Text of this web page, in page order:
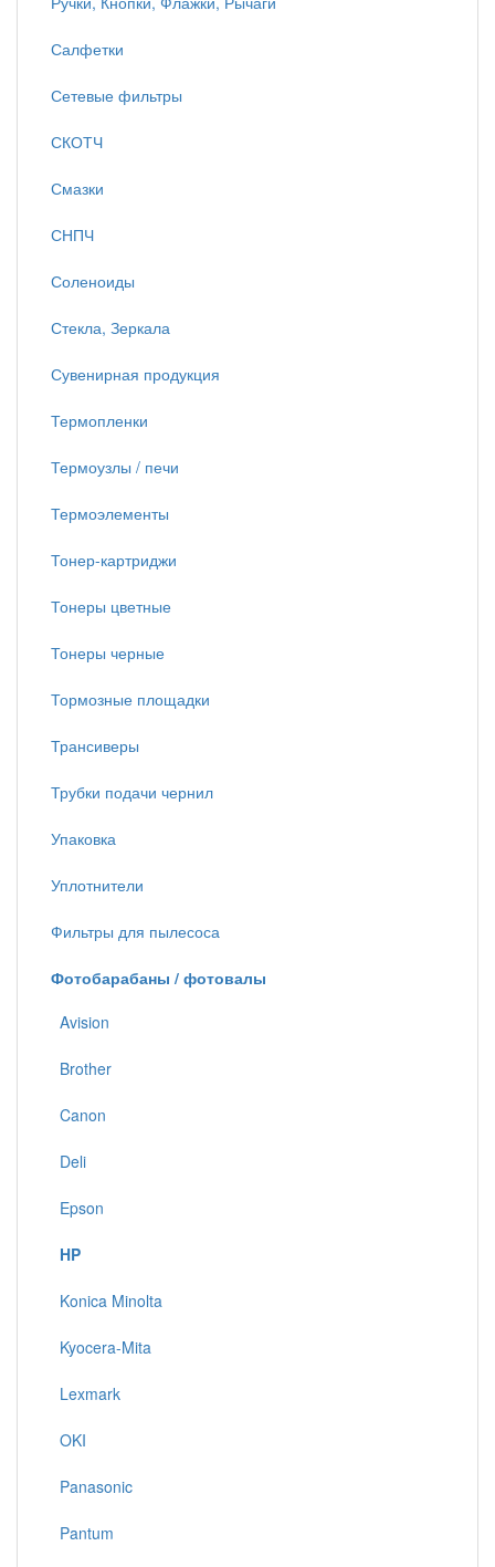
Салфетки
Сетевые фильтры
СКОТЧ
Смазки
СНПЧ
Соленоиды
Стекла, Зеркала
Сувенирная продукция
Термопленки
Термоузлы / печи
Термоэлементы
Тонер-картриджи
Тонеры цветные
Тонеры черные
Тормозные площадки
Трансиверы
Трубки подачи чернил
Упаковка
Уплотнители
Фильтры для пылесоса
Фотобарабаны / фотовалы
Avision
Brother
Canon
Deli
Epson
HP
Konica Minolta
Kyocera-Mita
Lexmark
OKI
Panasonic
Pantum